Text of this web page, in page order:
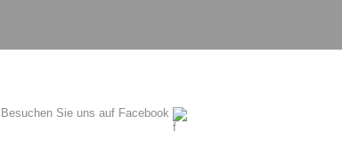
Besuchen Sie uns auf Facebook